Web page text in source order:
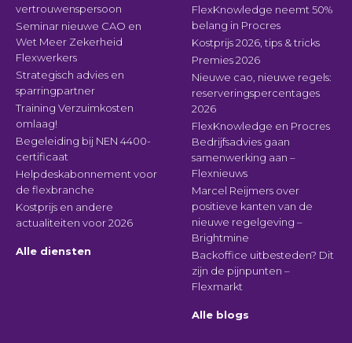
vertrouwenspersoon
Seminar nieuwe CAO en
Wet Meer Zekerheid
Flexwerkers
Strategisch advies en
sparringpartner
Training Verzuimkosten
omlaag!
Begeleiding bij NEN 4400-
certificaat
Helpdeskabonnement voor
de flexbranche
Kostprijs en andere
actualiteiten voor 2026
Alle diensten
FlexKnowledge neemt 50%
belang in Procres
Kostprijs 2026, tips & tricks
Premies 2026
Nieuwe cao, nieuwe regels:
reserveringspercentages
2026
FlexKnowledge en Procres
Bedrijfsadvies gaan
samenwerking aan –
Flexnieuws
Marcel Reijmers over
positieve kanten van de
nieuwe regelgeving –
Brightmine
Backoffice uitbesteden? Dit
zijn de pijnpunten –
Flexmarkt
Alle blogs